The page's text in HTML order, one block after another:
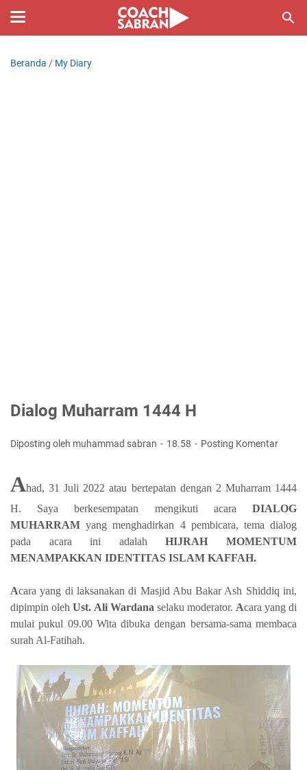
Beranda / My Diary
Dialog Muharram 1444 H
Diposting oleh muhammad sabran 18.58 Posting Komentar
Ahad, 31 Juli 2022 atau bertepatan dengan 2 Muharram 1444
H. Saya berkesempatan mengikuti acara DIALOG
MUHARRAMyang menghadirkan 4 pembicara, tema dialog
pada acara ini adalahHIJRAH MOMENTUM
MENAMPAKKAN IDENTITAS ISLAM KAFFAH.
Acara yang di laksanakan di Masjid Abu Bakar Ash Shiddiq ini,
dipimpin olehUst. Ali Wardanaselaku moderator. Acara yang di
mulai pukul 09.00 Wita dibuka dengan bersama-sama membaca
surah Al-Fatihah.